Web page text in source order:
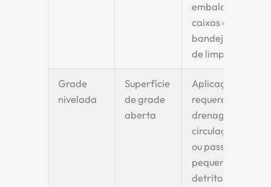
embalados,
caixas ou
bandejas. Fácil
de limpar.
Grade
nivelada
Superfície
de grade
aberta
Aplicações que
requerem
drenagem,
circulação de ar
ou passagem de
pequenos
detritos (ex.: